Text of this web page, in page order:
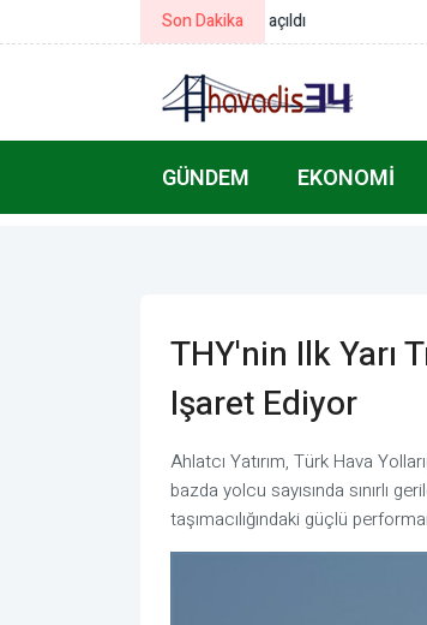
Son Dakika Muğla Valisi
GÜNDEM EKONOMI
THY'nin Ilk Yarı
Işaret Ediyor
Ahlatcı Yatırım, Türk Hava
bazda yolcu sayısında sınırlı
taşımacılığındaki güçlü